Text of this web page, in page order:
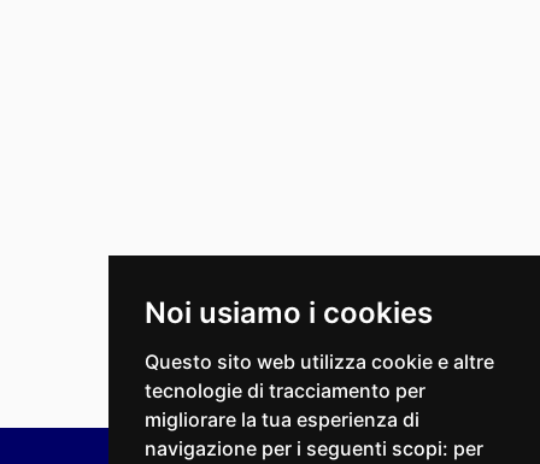
Noi usiamo i cookies
Questo sito web utilizza cookie e altre
tecnologie di tracciamento per
migliorare la tua esperienza di
navigazione per i seguenti scopi: per